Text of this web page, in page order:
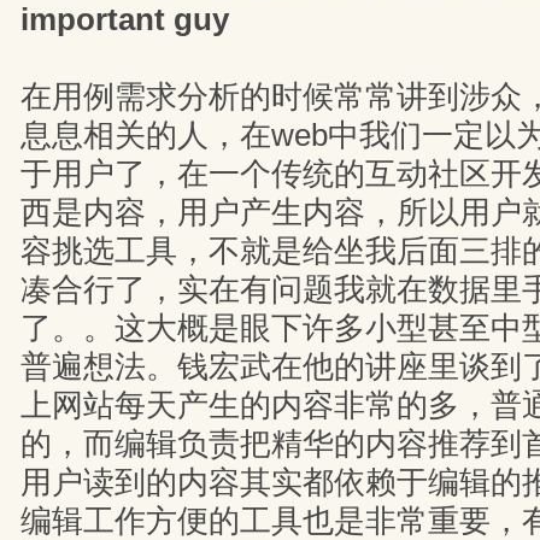
important guy
在用例需求分析的时候常常讲到涉众
息息相关的人，在web中我们一定以
于用户了，在一个传统的互动社区开
西是内容，用户产生内容，所以用户
容挑选工具，不就是给坐我后面三排
凑合行了，实在有问题我就在数据里
了。。这大概是眼下许多小型甚至中
普遍想法。钱宏武在他的讲座里谈到
上网站每天产生的内容非常的多，普
的，而编辑负责把精华的内容推荐到
用户读到的内容其实都依赖于编辑的
编辑工作方便的工具也是非常重要，